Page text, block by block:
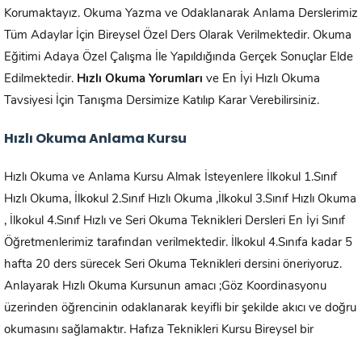
Korumaktayız. Okuma Yazma ve Odaklanarak Anlama Derslerimiz
Tüm Adaylar İçin Bireysel Özel Ders Olarak Verilmektedir. Okuma
Eğitimi Adaya Özel Çalışma İle Yapıldığında Gerçek Sonuçlar Elde
Edilmektedir. Hızlı Okuma Yorumları ve En İyi Hızlı Okuma
Tavsiyesi İçin Tanışma Dersimize Katılıp Karar Verebilirsiniz.
Hızlı Okuma Anlama Kursu
Hızlı Okuma ve Anlama Kursu Almak İsteyenlere İlkokul 1.Sınıf
Hızlı Okuma, İlkokul 2.Sınıf Hızlı Okuma ,İlkokul 3.Sınıf Hızlı Okuma
, İlkokul 4.Sınıf Hızlı ve Seri Okuma Teknikleri Dersleri En İyi Sınıf
Öğretmenlerimiz tarafından verilmektedir. İlkokul 4.Sınıfa kadar 5
hafta 20 ders sürecek Seri Okuma Teknikleri dersini öneriyoruz.
Anlayarak Hızlı Okuma Kursunun amacı ;Göz Koordinasyonu
üzerinden öğrencinin odaklanarak keyifli bir şekilde akıcı ve doğru
okumasını sağlamaktır. Hafıza Teknikleri Kursu Bireysel bir